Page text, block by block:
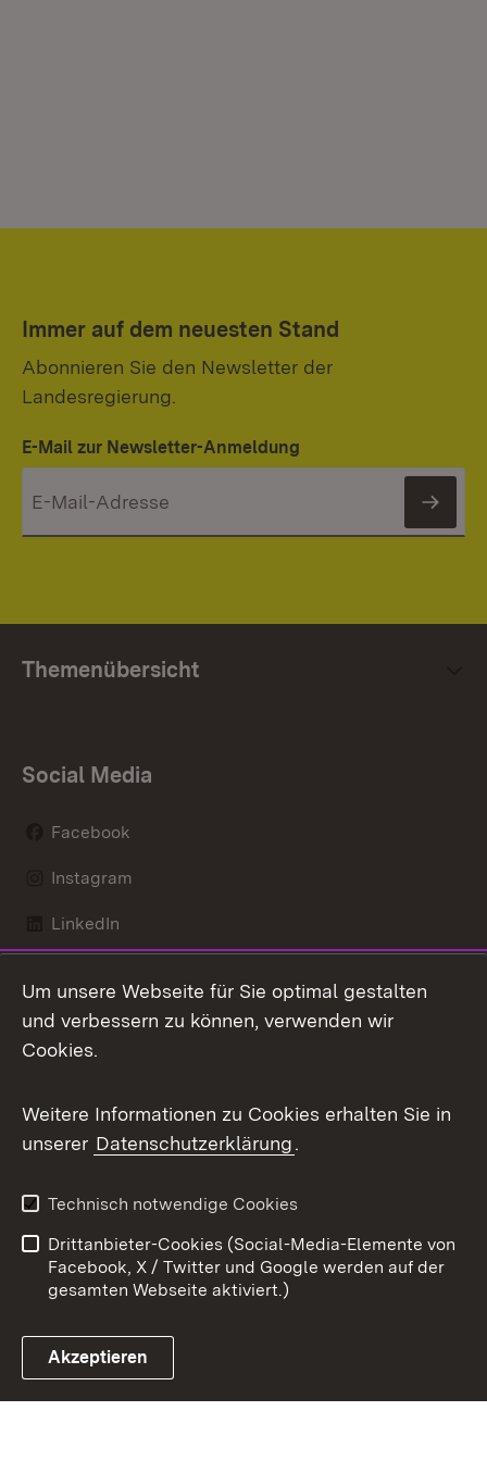
Immer auf dem neuesten Stand
Abonnieren Sie den Newsletter der
Landesregierung.
E-Mail zur Newsletter-Anmeldung
Themenübersicht
Social Media
Facebook
Instagram
LinkedIn
X / Twitter
Youtube
Link zum Landesportal
Kontakt
Datenschutz
Barrierefreiheit
Impressum
Cookies
Um unsere Webseite für Sie optimal gestalten
und verbessern zu können, verwenden wir
Cookies.
Weitere Informationen zu Cookies erhalten Sie in
unserer Datenschutzerklärung.
Technisch notwendige Cookies
Drittanbieter-Cookies (Social-Media-Elemente von
Facebook, X / Twitter und Google werden auf der
gesamten Webseite aktiviert.)
Akzeptieren